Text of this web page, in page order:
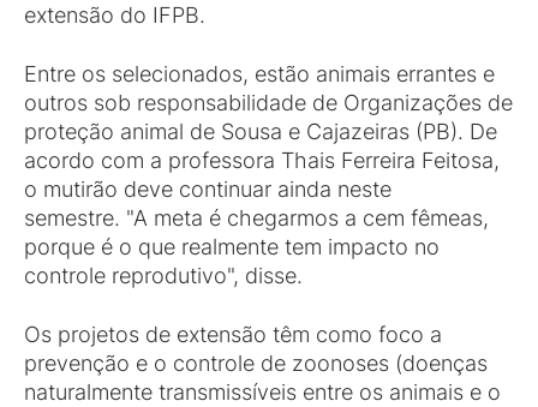
extensão do IFPB.
Entre os selecionados, estão animais errantes e
outros sob responsabilidade de Organizações de
proteção animal de Sousa e Cajazeiras (PB). De
acordo com a professora Thais Ferreira Feitosa,
o mutirão deve continuar ainda neste
semestre. "A meta é chegarmos a cem fêmeas,
porque é o que realmente tem impacto no
controle reprodutivo", disse.
Os projetos de extensão têm como foco a
prevenção e o controle de zoonoses (doenças
naturalmente transmissíveis entre os animais e o